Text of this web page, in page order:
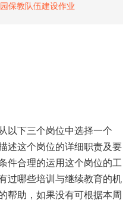
保教队伍建设作业
以下三个岗位中选择一个
述这个岗位的详细职责及要
件合理的运用这个岗位的工
过哪些培训与继续教育的机
帮助，如果没有可根据本周